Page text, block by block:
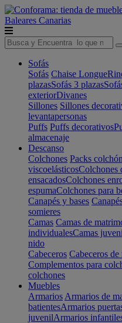
Baleares Canarias
Sofás
Sofás Chaise Longue
plazasSofás 3 plazas
exteriorDivanes
Sillones Sillones
levantapersonas
Puffs Puffs decorativos
almacenaje
Descanso
Colchones Packs
viscoelásticosColchones
ensacadosColchones
espumaColchones para
Canapés y bases
somieres
Camas Camas de
individualesCamas
nido
Cabeceros Cabeceros
Complementos para
colchones
Muebles
Armarios Armarios de
batientesArmarios
juvenilArmarios